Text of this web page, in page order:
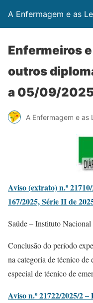
A Enfermagem e as
Enfermeiros
outros
a 05/09/
A Enfermagem e as
Aviso (extrato) n.º
167/2025, Série II de
Saúde – Instituto
Conclusão do período
na categoria de técnico de
especial de técnico de
Aviso n.º 21722/2025/2